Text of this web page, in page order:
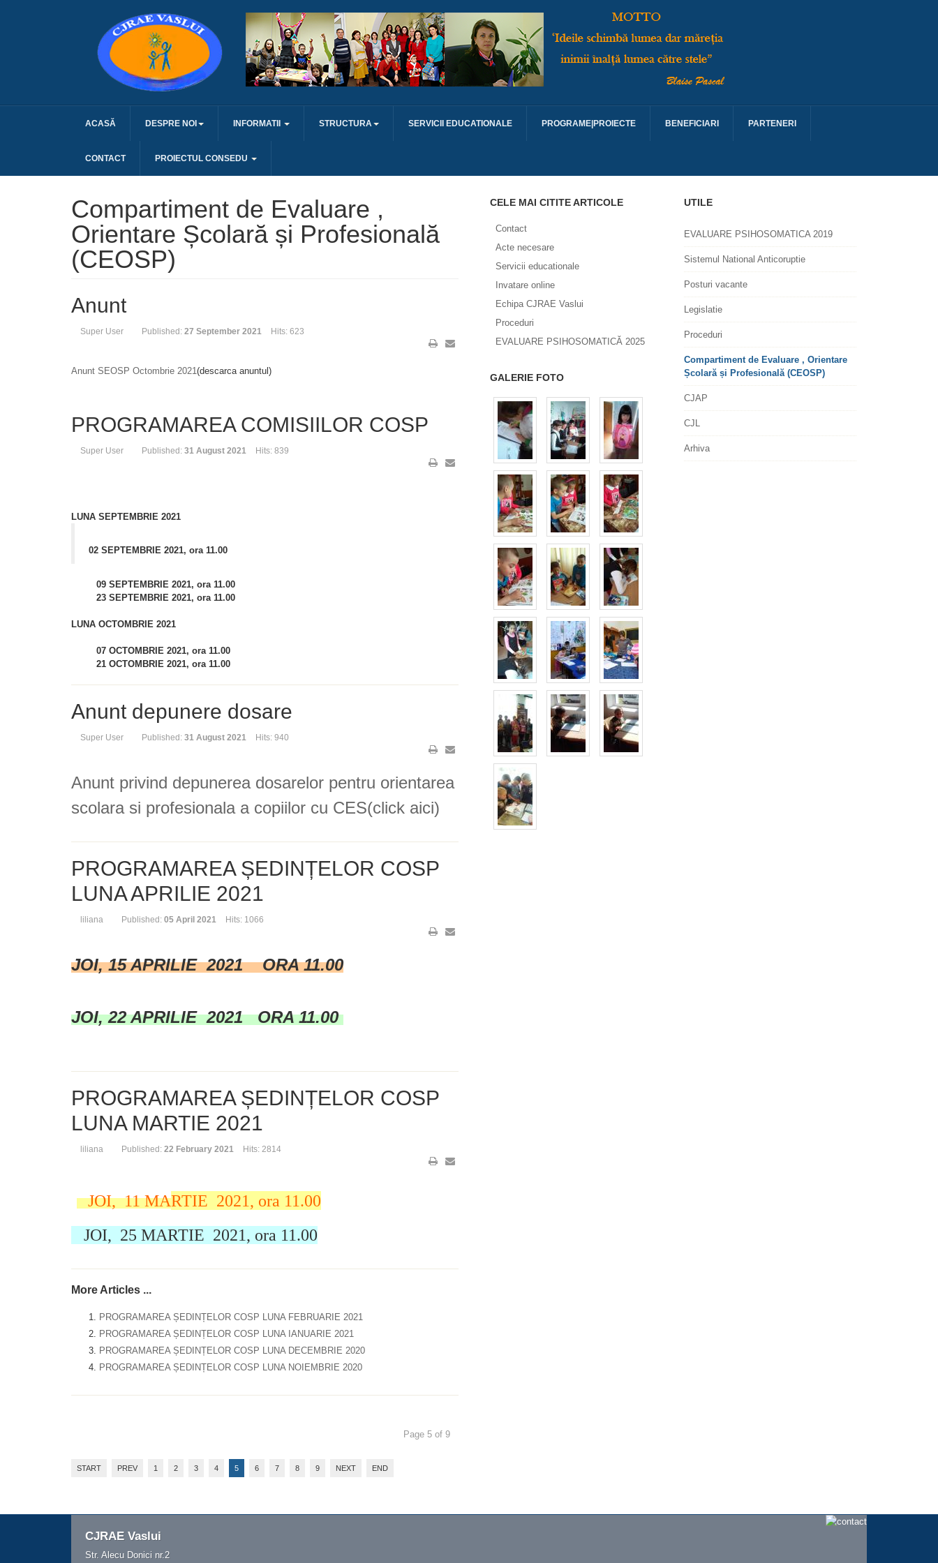
ACASĂ DESPRE NOI INFORMATII STRUCTURA SERVICII EDUCATIONALE PROGRAME|PROIECTE BENEFICIARI PARTENERI
CONTACT PROIECTUL CONSEDU
Compartiment de Evaluare ,
Orientare Școlară și Profesională
(CEOSP)
Anunt
Super User Published: 27 September 2021 Hits: 623
Anunt SEOSP Octombrie 2021(descarca anuntul)
PROGRAMAREA COMISIILOR COSP
Super User Published: 31 August 2021 Hits: 839
LUNA SEPTEMBRIE 2021
02 SEPTEMBRIE 2021, ora 11.00
09 SEPTEMBRIE 2021, ora 11.00
23 SEPTEMBRIE 2021, ora 11.00
LUNA OCTOMBRIE 2021
07 OCTOMBRIE 2021, ora 11.00
21 OCTOMBRIE 2021, ora 11.00
Anunt depunere dosare
Super User Published: 31 August 2021 Hits: 940
Anunt privind depunerea dosarelor pentru orientarea
scolara si profesionala a copiilor cu CES(click aici)
PROGRAMAREA ȘEDINȚELOR COSP
LUNA APRILIE 2021
liliana Published: 05 April 2021 Hits: 1066
JOI, 15 APRILIE 2021 ORA 11.00
JOI, 22 APRILIE 2021 ORA 11.00
PROGRAMAREA ȘEDINȚELOR COSP
LUNA MARTIE 2021
liliana Published: 22 February 2021 Hits: 2814
JOI, 11 MARTIE 2021, ora 11.00
JOI, 25 MARTIE 2021, ora 11.00
More Articles ...
PROGRAMAREA ȘEDINȚELOR COSP LUNA FEBRUARIE 2021
PROGRAMAREA ȘEDINȚELOR COSP LUNA IANUARIE 2021
PROGRAMAREA ȘEDINȚELOR COSP LUNA DECEMBRIE 2020
PROGRAMAREA ȘEDINȚELOR COSP LUNA NOIEMBRIE 2020
Page 5 of 9
START PREV 1 2 3 4 5 6 7 8 9 NEXT END
CELE MAI CITITE ARTICOLE
Contact
Acte necesare
Servicii educationale
Invatare online
Echipa CJRAE Vaslui
Proceduri
EVALUARE PSIHOSOMATICĂ 2025
GALERIE FOTO
UTILE
EVALUARE PSIHOSOMATICA 2019
Sistemul National Anticoruptie
Posturi vacante
Legislatie
Proceduri
Compartiment de Evaluare , Orientare
Școlară și Profesională (CEOSP)
CJAP
CJL
Arhiva
CJRAE Vaslui
Str. Alecu Donici nr.2